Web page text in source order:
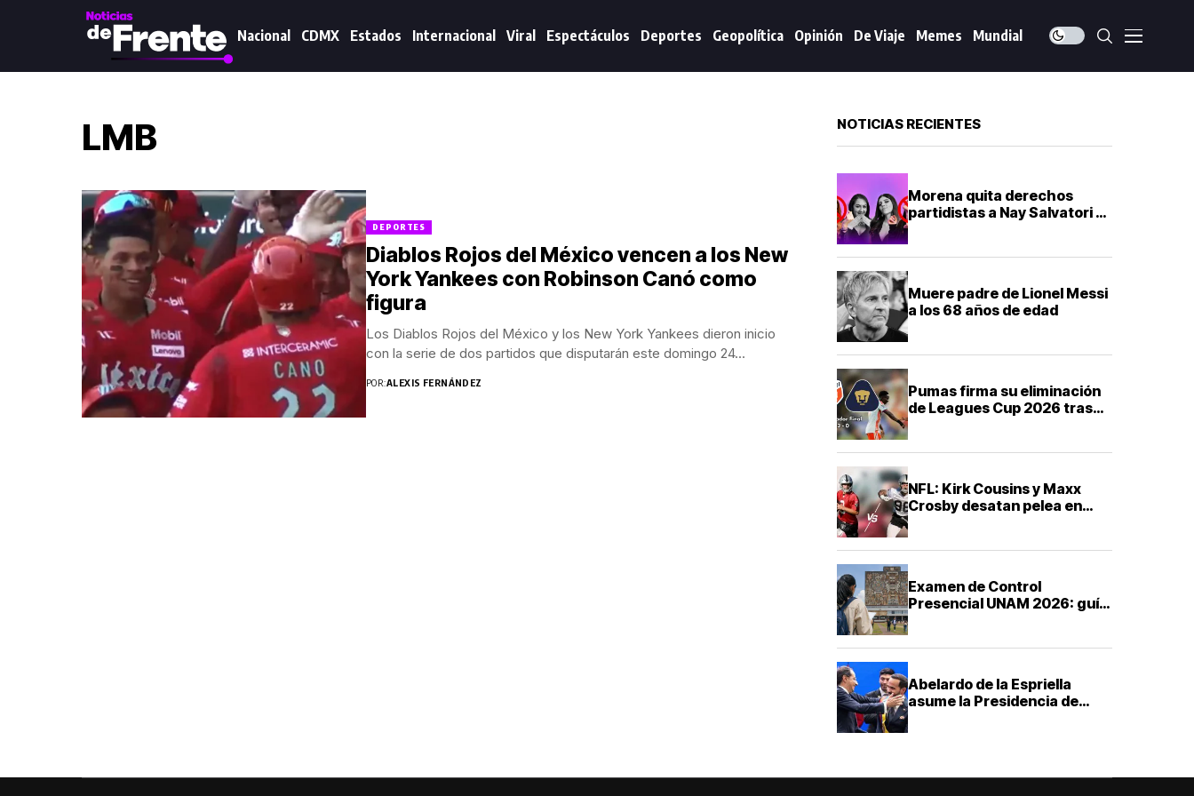
Nacional CDMX Estados Internacional Viral Espectáculos Deportes Geopolítica Opinión De Viaje Memes Mundial
LMB
DEPORTES
Diablos Rojos del México vencen a los New
York Yankees con Robinson Canó como
figura
Los Diablos Rojos del México y los New York Yankees dieron inicio
con la serie de dos partidos que disputarán este domingo 24...
POR:ALEXIS FERNÁNDEZ
NOTICIAS RECIENTES
Morena quita derechos
partidistas a Nay Salvatori y
Muere padre de Lionel Messi
a los 68 años de edad
Pumas firma su eliminación
de Leagues Cup 2026 tras
NFL: Kirk Cousins y Maxx
Crosby desatan pelea en
Examen de Control
Presencial UNAM 2026: guía
Abelardo de la Espriella
asume la Presidencia de